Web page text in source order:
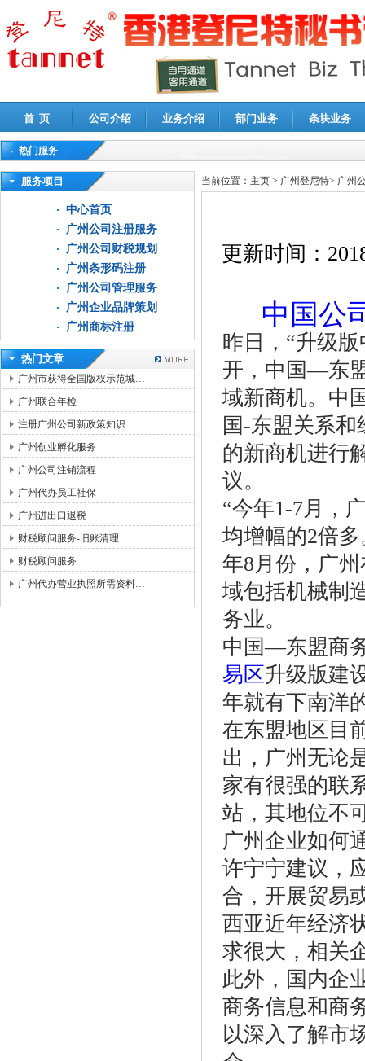
首 页 公司介绍 业务介绍 部门业务 条块业务
热门服务
高新技术企业认定审计|企业所得税汇算清缴申报鉴证
服务项目
中心首页
广州公司注册服务
广州公司财税规划
广州条形码注册
广州公司管理服务
广州企业品牌策划
广州商标注册
热门文章
广州市获得全国版权示范城…
广州联合年检
注册广州公司新政策知识
广州创业孵化服务
广州公司注销流程
广州代办员工社保
广州进出口退税
财税顾问服务-旧账清理
财税顾问服务
广州代办营业执照所需资料…
当前位置： 主页 > 广州登尼特> 广州
更新时间：
中国公
昨日，“升级
开，中国—东
域新商机。中
国-东盟关系
的新商机进行
议。
“今年1-7月，
均增幅的2倍
年8月份，广
域包括机械制
务业。
中国—东盟商
易区升级版建
年就有下南洋
在东盟地区目
出，广州无论
家有很强的联
站，其地位不
广州企业如何
许宁宁建议，
合，开展贸易
西亚近年经济
求很大，相关
此外，国内企
商务信息和商
以深入了解市